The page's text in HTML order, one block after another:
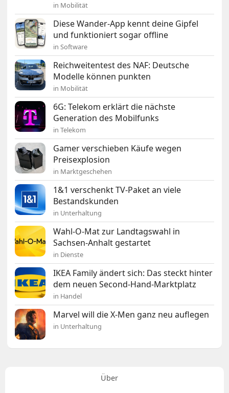
in Mobilität
Diese Wander-App kennt deine Gipfel
und funktioniert sogar offline
in Software
Reichweitentest des NAF: Deutsche
Modelle können punkten
in Mobilität
6G: Telekom erklärt die nächste
Generation des Mobilfunks
in Telekom
Gamer verschieben Käufe wegen
Preisexplosion
in Marktgeschehen
1&1 verschenkt TV-Paket an viele
Bestandskunden
in Unterhaltung
Wahl-O-Mat zur Landtagswahl in
Sachsen-Anhalt gestartet
in Dienste
IKEA Family ändert sich: Das steckt hinter
dem neuen Second-Hand-Marktplatz
in Handel
Marvel will die X-Men ganz neu auflegen
in Unterhaltung
Über